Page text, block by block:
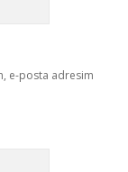
e-posta adresim